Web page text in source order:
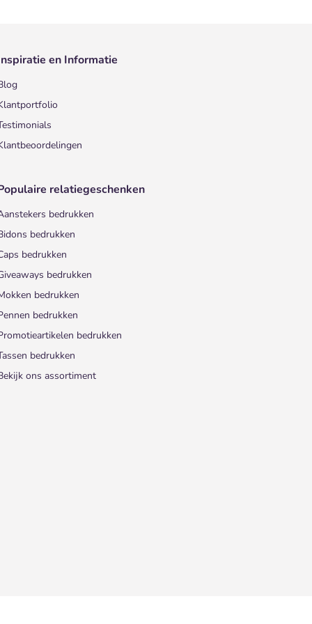
en Informatie
relatiegeschenken
bedrukken
bedrukken
bedrukken
bedrukken
bedrukken
bedrukken
bedrukken
bedrukken
ons assortiment